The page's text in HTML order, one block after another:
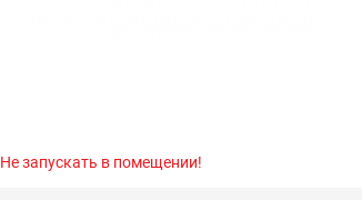
Не запускать в помещении!